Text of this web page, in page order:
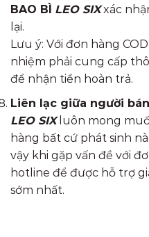
BAO BÌ LEO SIXxác
lại.
Lưu ý: Với đơn hàng
nhiệm phải cung cấp
để nhận tiền hoàn trả.
Liên lạc giữa người
LEO SIXluôn mong
hàng bất cứ phát sinh
vậy khi gặp vấn đề với
hotline để được hỗ trợ
sớm nhất.